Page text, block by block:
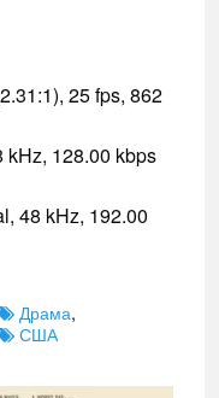
25 fps, 862
kHz, 128.00 kbps
48 kHz, 192.00
Драма,
США